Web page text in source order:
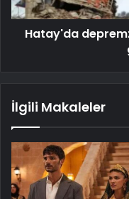
Hatay'da
İlgili Makaleler